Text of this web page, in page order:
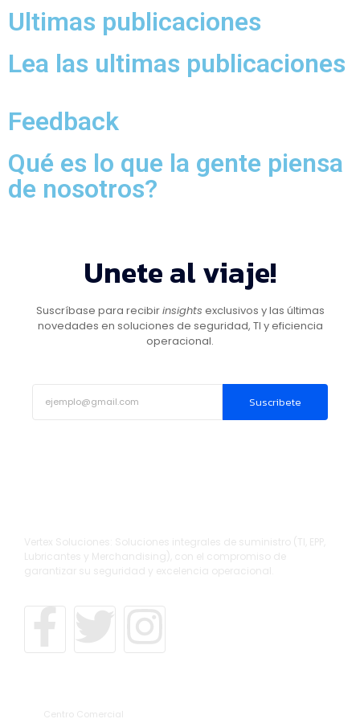
Ultimas publicaciones
Lea las ultimas publicaciones
Feedback
Qué es lo que la gente piensa
de nosotros?
Unete al viaje!
Suscríbase para recibirinsights exclusivos y las últimas
novedades en soluciones de seguridad, TI y eficiencia
operacional.
Suscribete
Vertex Soluciones: Soluciones integrales de suministro (TI, EPP,
Lubricantes y Merchandising), con el compromiso de
garantizar su seguridad y excelencia operacional.
Centro Comercial